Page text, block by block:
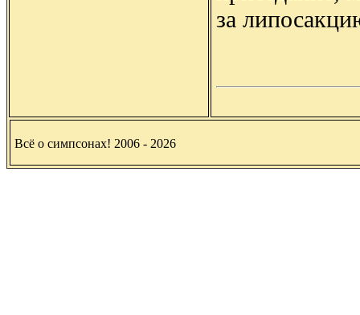
за
Всё о симпсонах! 2006 - 2026